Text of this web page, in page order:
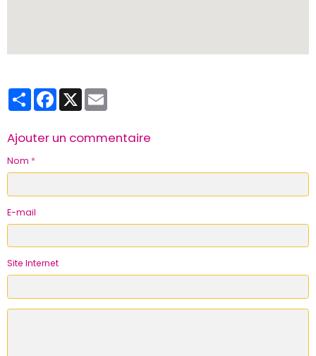
PartagerFacebook
X
Ajouter un commentaire
Nom
E-mail
Site Internet